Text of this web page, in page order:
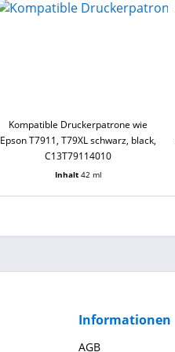
Kompatible Druckerpatrone wie
Epson T7911, T79XL schwarz, black,
C13T79114010
Inhalt 42 ml
Informationen
AGB